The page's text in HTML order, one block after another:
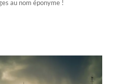
au nom éponyme !